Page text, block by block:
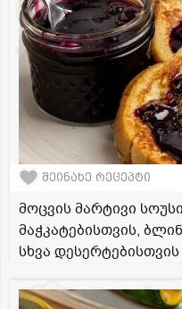
შეინახე რეცეპტი
მოცვის მარტივი
მაჭკატებისთვის,
სხვა დესერტებისთვის